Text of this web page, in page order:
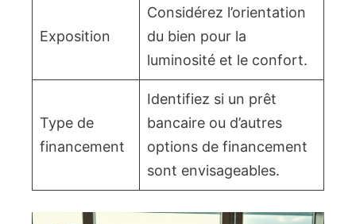
Exposition
Considérez l’orientation
du bien pour la
luminosité et le confort.
Type de
financement
Identifiez si un prêt
bancaire ou d’autres
options de financement
sont envisageables.